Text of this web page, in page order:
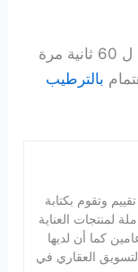
يفضل وضع المقشر علي الوجه من 30 ل 60 ثانية مرة
بالترطيب
وتقوم بكتابة
لمنتجات العناية
كما أن لديها
العقاري في